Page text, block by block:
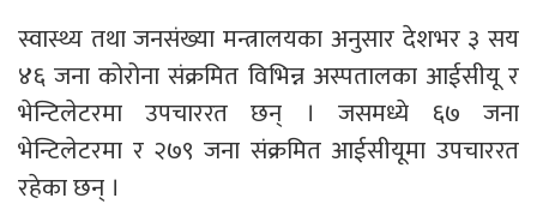
स्वास्थ्य तथा जनसंख्या मन्त्रालयका अनुसार देशभर ३ सय
४६ जना कोरोना संक्रमित विभिन्न अस्पतालका आईसीयू र
भेन्टिलेटरमा उपचाररत छन् । जसमध्ये ६७ जना
भेन्टिलेटरमा र २७९ जना संक्रमित आईसीयूमा उपचाररत
रहेका छन् ।